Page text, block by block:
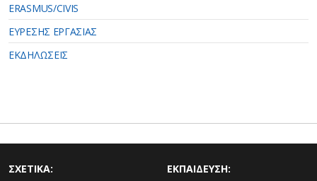
ERASMUS/CIVIS
ΕΥΡΕΣΗΣ ΕΡΓΑΣΙΑΣ
ΕΚΔΗΛΩΣΕΙΣ
ΣΧΕΤΙΚΑ: ΕΚΠΑΙΔΕΥΣΗ: